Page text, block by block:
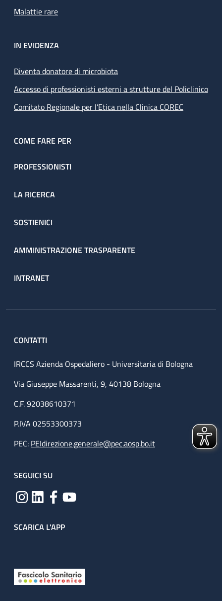
Malattie rare
IN EVIDENZA
Diventa donatore di microbiota
Accesso di professionisti esterni a strutture del Policlinico
Comitato Regionale per l’Etica nella Clinica COREC
COME FARE PER
PROFESSIONISTI
LA RICERCA
SOSTIENICI
AMMINISTRAZIONE TRASPARENTE
INTRANET
CONTATTI
IRCCS Azienda Ospedaliero - Universitaria di Bologna
Via Giuseppe Massarenti, 9, 40138 Bologna
C.F. 92038610371
P.IVA 02553300373
PEC: PEIdirezione.generale@pec.aosp.bo.it
SEGUICI SU
SCARICA L'APP